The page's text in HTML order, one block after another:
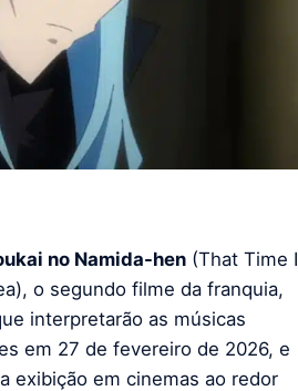
no Namida-hen (That Time I
o segundo filme da franquia,
interpretarão as músicas
em 27 de fevereiro de 2026, e
exibição em cinemas ao redor